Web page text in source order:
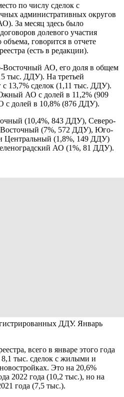
по числу сделок с
административных округов
За месяц здесь было
долевого участия
говорится в отчете
(есть в редакции).
Восточный АО, его доля в общем
тыс. ДДУ). На третьей
13,7% сделок (1,11 тыс. ДДУ).
АО с долей в 11,2% (909
с долей в 10,8% (876 ДДУ).
(10,4%, 843 ДДУ), Северо-
(7%, 572 ДДУ), Юго-
Центральный (1,8%, 149 ДДУ)
АО (1%, 81 ДДУ).
ДДУ. Январь
всего в январе этого года
8,1 тыс. сделок с жилыми и
Это на 20,6%
2022 года (10,2 тыс.), но на
года (7,5 тыс.).